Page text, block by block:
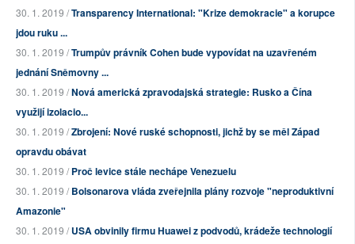
30. 1. 2019 /Transparency International: "Krize demokracie" a korupce
jdou ruku ...
30. 1. 2019 /Trumpův právník Cohen bude vypovídat na uzavřeném
jednání Sněmovny ...
30. 1. 2019 /Nová americká zpravodajská strategie: Rusko a Čína
využijí izolacio...
30. 1. 2019 /Zbrojení: Nové ruské schopnosti, jichž by se měl Západ
opravdu obávat
30. 1. 2019 /Proč levice stále nechápe Venezuelu
30. 1. 2019 /Bolsonarova vláda zveřejnila plány rozvoje "neproduktivní
Amazonie"
30. 1. 2019 /USA obvinily firmu Huawei z podvodů, krádeže technologií